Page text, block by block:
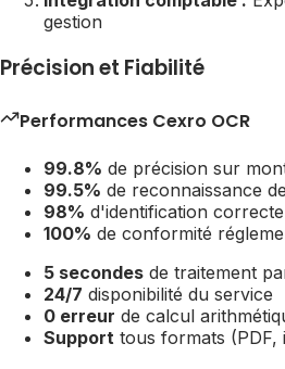
gestion
Précision et Fiabilité
Performances Cexro OCR
99.8% de précision sur
99.5% de reconnaissance
98% d'identification
100% de conformité
5 secondes de traitement
24/7 disponibilité du service
0 erreur de calcul
Support tous formats (PDF,